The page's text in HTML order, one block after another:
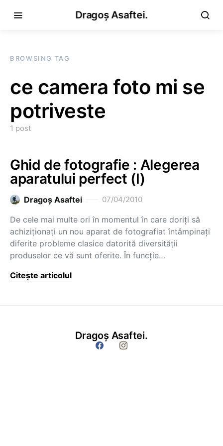
Dragoș Asaftei.
BROWSING TAG
ce camera foto mi se
potriveste
1 post
Ghid de fotografie : Alegerea
aparatului perfect (I)
Dragoş Asaftei 07/04/2010
De cele mai multe ori în momentul în care doriţi să
achiziţionaţi un nou aparat de fotografiat întâmpinaţi
diferite probleme clasice datorită diversităţii
produselor ce vă sunt oferite. În funcţie…
Citește articolul
Dragoș Asaftei.